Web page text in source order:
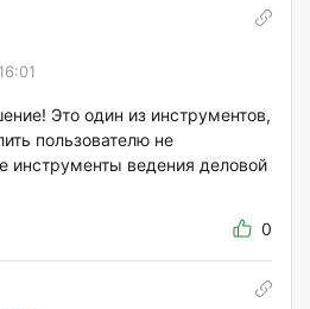
Это один из инструментов,
пользователю не
инструменты ведения деловой
0